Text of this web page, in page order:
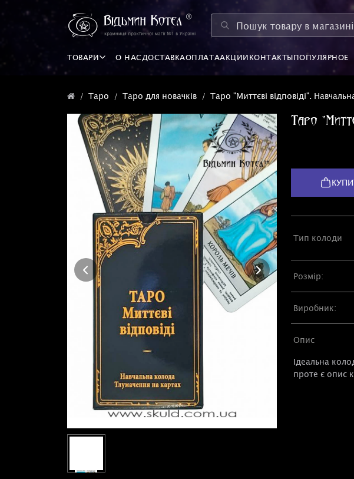
ТОВАРИ О НАСДОСТАВКАОПЛАТААКЦИИКОНТАКТЫПОПУЛЯРНОЕ
Таро Таро для новачків Таро "Миттєві відповіді".
Таро
Тип колоди
Розмір:
Виробник:
Опис
Ідеальна
проте є опис